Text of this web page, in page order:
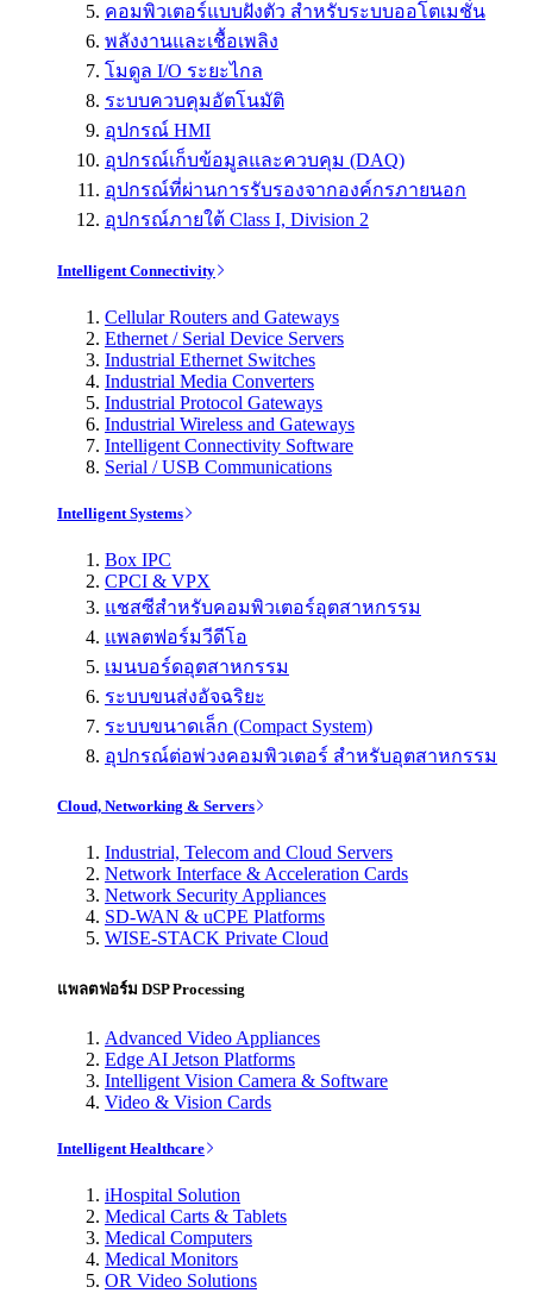
คอมพิวเตอร์แบบฝังตัว สำหรับระบบออโตเมชั่น
พลังงานและเชื้อเพลิง
โมดูล I/O ระยะไกล
ระบบควบคุมอัตโนมัติ
อุปกรณ์ HMI
อุปกรณ์เก็บข้อมูลและควบคุม (DAQ)
อุปกรณ์ที่ผ่านการรับรองจากองค์กรภายนอก
อุปกรณ์ภายใต้ Class I, Division 2
Intelligent Connectivity
Cellular Routers and Gateways
Ethernet / Serial Device Servers
Industrial Ethernet Switches
Industrial Media Converters
Industrial Protocol Gateways
Industrial Wireless and Gateways
Intelligent Connectivity Software
Serial / USB Communications
Intelligent Systems
Box IPC
CPCI & VPX
แชสซีสำหรับคอมพิวเตอร์อุตสาหกรรม
แพลตฟอร์มวีดีโอ
เมนบอร์ดอุตสาหกรรม
ระบบขนส่งอัจฉริยะ
ระบบขนาดเล็ก (Compact System)
อุปกรณ์ต่อพ่วงคอมพิวเตอร์ สำหรับอุตสาหกรรม
Cloud, Networking & Servers
Industrial, Telecom and Cloud Servers
Network Interface & Acceleration Cards
Network Security Appliances
SD-WAN & uCPE Platforms
WISE-STACK Private Cloud
แพลตฟอร์ม DSP Processing
Advanced Video Appliances
Edge AI Jetson Platforms
Intelligent Vision Camera & Software
Video & Vision Cards
Intelligent Healthcare
iHospital Solution
Medical Carts & Tablets
Medical Computers
Medical Monitors
OR Video Solutions